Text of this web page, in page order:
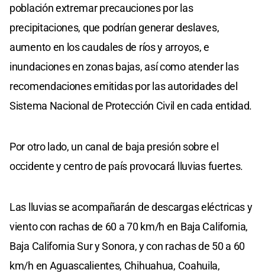
población extremar precauciones por las
precipitaciones, que podrían generar deslaves,
aumento en los caudales de ríos y arroyos, e
inundaciones en zonas bajas, así como atender las
recomendaciones emitidas por las autoridades del
Sistema Nacional de Protección Civil en cada entidad.
Por otro lado, un canal de baja presión sobre el
occidente y centro de país provocará lluvias fuertes.
Las lluvias se acompañarán de descargas eléctricas y
viento con rachas de 60 a 70 km/h en Baja California,
Baja California Sur y Sonora, y con rachas de 50 a 60
km/h en Aguascalientes, Chihuahua, Coahuila,